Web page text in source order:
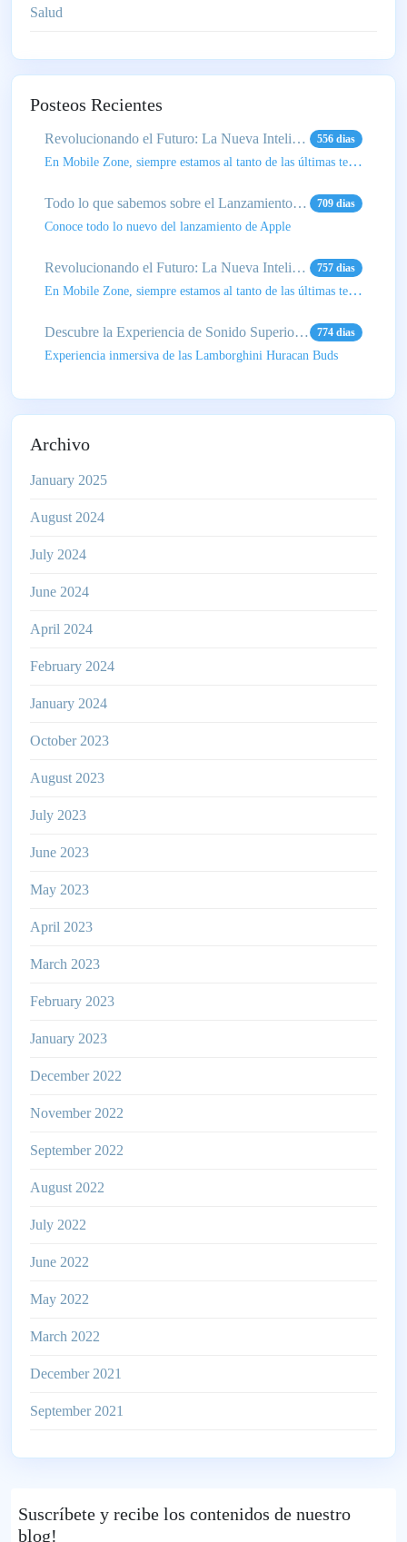
Salud
Posteos Recientes
Revolucionando el Futuro: La Nueva Inteligencia Artificial de Apple 556 dias
En Mobile Zone, siempre estamos al tanto de las últimas tendencias tecnológicas, y este avance de Ap
Todo lo que sabemos sobre el Lanzamiento del Nuevo iPhone 16 709 dias
Conoce todo lo nuevo del lanzamiento de Apple
Revolucionando el Futuro: La Nueva Inteligencia Artificial de Apple 757 dias
En Mobile Zone, siempre estamos al tanto de las últimas tendencias tecnológicas, y este avance de Ap
Descubre la Experiencia de Sonido Superior del nuevo Lamborghini Huracan 700 TW 774 dias
Experiencia inmersiva de las Lamborghini Huracan Buds
Archivo
January 2025
August 2024
July 2024
June 2024
April 2024
February 2024
January 2024
October 2023
August 2023
July 2023
June 2023
May 2023
April 2023
March 2023
February 2023
January 2023
December 2022
November 2022
September 2022
August 2022
July 2022
June 2022
May 2022
March 2022
December 2021
September 2021
Suscríbete y recibe los contenidos de nuestro
blog!